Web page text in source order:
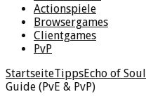
Actionspiele
Browsergames
Clientgames
PvP
StartseiteTippsEcho of Soul
Guide (PvE & PvP)